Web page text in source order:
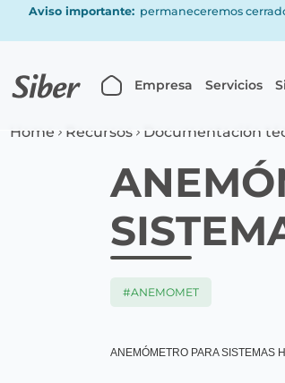
Aviso importante: permaneceremos
Empresa Servicios
Home Recursos Documentación
#ANEMOMET
ANEMÓMETRO PARA SISTEMAS